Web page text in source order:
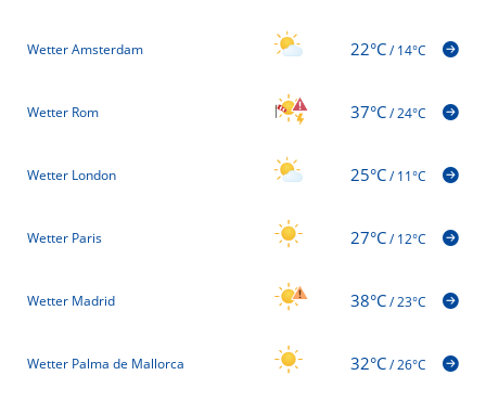
Wetter Amsterdam 22°C/14°C
Wetter Rom 37°C/24°C
Wetter London 25°C/11°C
Wetter Paris 27°C/12°C
Wetter Madrid 38°C/23°C
Wetter Palma de Mallorca 32°C/26°C